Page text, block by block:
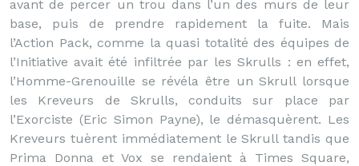
avant de percer un trou dans l’un des murs de leur
base, puis de prendre rapidement la fuite. Mais
l’Action Pack, comme la quasi totalité des équipes de
l’Initiative avait été infiltrée par les Skrulls : en effet,
l’Homme-Grenouille se révéla être un Skrull lorsque
les Kreveurs de Skrulls, conduits sur place par
l’Exorciste (Eric Simon Payne), le démasquèrent. Les
Kreveurs tuèrent immédiatement le Skrull tandis que
Prima Donna et Vox se rendaient à Times Square,